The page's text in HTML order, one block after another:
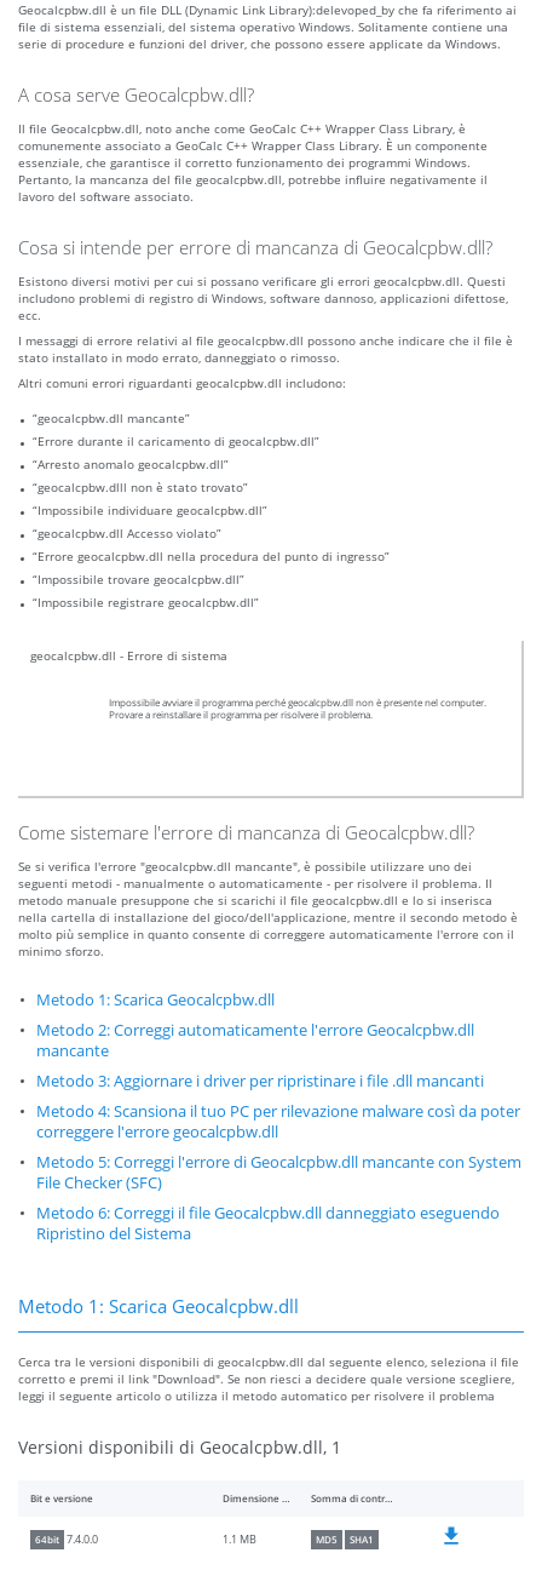
Geocalcpbw.dll è un file DLL (Dynamic Link Library):delevoped_by che fa riferimento ai
file di sistema essenziali, del sistema operativo Windows. Solitamente contiene una
serie di procedure e funzioni del driver, che possono essere applicate da Windows.
A cosa serve Geocalcpbw.dll?
Il file Geocalcpbw.dll, noto anche come GeoCalc C++ Wrapper Class Library, è
comunemente associato a GeoCalc C++ Wrapper Class Library. È un componente
essenziale, che garantisce il corretto funzionamento dei programmi Windows.
Pertanto, la mancanza del file geocalcpbw.dll, potrebbe influire negativamente il
lavoro del software associato.
Cosa si intende per errore di mancanza di Geocalcpbw.dll?
Esistono diversi motivi per cui si possano verificare gli errori geocalcpbw.dll. Questi
includono problemi di registro di Windows, software dannoso, applicazioni difettose,
ecc.
I messaggi di errore relativi al file geocalcpbw.dll possono anche indicare che il file è
stato installato in modo errato, danneggiato o rimosso.
Altri comuni errori riguardanti geocalcpbw.dll includono:
“geocalcpbw.dll mancante”
“Errore durante il caricamento di geocalcpbw.dll”
“Arresto anomalo geocalcpbw.dll”
“geocalcpbw.dlll non è stato trovato”
“Impossibile individuare geocalcpbw.dll”
“geocalcpbw.dll Accesso violato”
“Errore geocalcpbw.dll nella procedura del punto di ingresso”
“Impossibile trovare geocalcpbw.dll”
“Impossibile registrare geocalcpbw.dll”
geocalcpbw.dll - Errore di sistema
Impossibile avviare il programma perché geocalcpbw.dll non è presente nel computer.
Provare a reinstallare il programma per risolvere il problema.
Come sistemare l'errore di mancanza di Geocalcpbw.dll?
Se si verifica l'errore "geocalcpbw.dll mancante", è possibile utilizzare uno dei
seguenti metodi - manualmente o automaticamente - per risolvere il problema. Il
metodo manuale presuppone che si scarichi il file geocalcpbw.dll e lo si inserisca
nella cartella di installazione del gioco/dell'applicazione, mentre il secondo metodo è
molto più semplice in quanto consente di correggere automaticamente l'errore con il
minimo sforzo.
Metodo 1: Scarica Geocalcpbw.dll
Metodo 2: Correggi automaticamente l'errore Geocalcpbw.dll
mancante
Metodo 3: Aggiornare i driver per ripristinare i file .dll mancanti
Metodo 4: Scansiona il tuo PC per rilevazione malware così da poter
correggere l'errore geocalcpbw.dll
Metodo 5: Correggi l'errore di Geocalcpbw.dll mancante con System
File Checker (SFC)
Metodo 6: Correggi il file Geocalcpbw.dll danneggiato eseguendo
Ripristino del Sistema
Metodo 1: Scarica Geocalcpbw.dll
Cerca tra le versioni disponibili di geocalcpbw.dll dal seguente elenco, seleziona il file
corretto e premi il link "Download". Se non riesci a decidere quale versione scegliere,
leggi il seguente articolo o utilizza il metodo automatico per risolvere il problema
Versioni disponibili di Geocalcpbw.dll, 1
Bit e versione Dimensione del file Somma di controllo
64bit 7.4.0.0 1.1 MB MD5 SHA1